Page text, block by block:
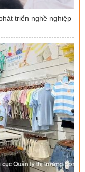
triển nghề nghiệp